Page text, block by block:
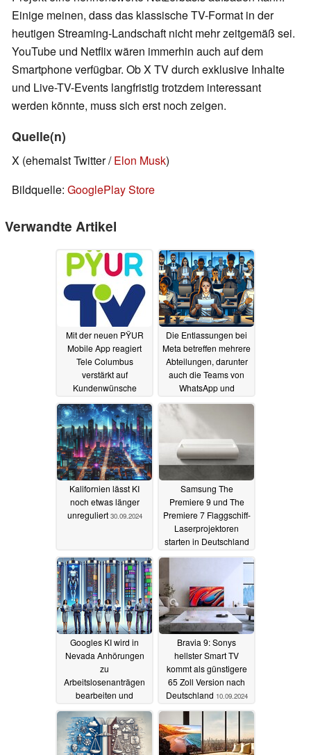
Einige meinen, dass das klassische TV-Format in der
heutigen Streaming-Landschaft nicht mehr zeitgemäß sei.
YouTube und Netflix wären immerhin auch auf dem
Smartphone verfügbar. Ob X TV durch exklusive Inhalte
und Live-TV-Events langfristig trotzdem interessant
werden könnte, muss sich erst noch zeigen.
Quelle(n)
X (ehemalst Twitter /Elon Musk)
Bildquelle: GooglePlay Store
Verwandte Artikel
Mit der neuen PŸUR
Mobile App reagiert
Tele Columbus
verstärkt auf
Kundenwünsche
30.01.2025
Die Entlassungen bei
Meta betreffen mehrere
Abteilungen, darunter
auch die Teams von
WhatsApp und
Instagram17.10.2024
Kalifornien lässt KI
noch etwas länger
unreguliert 30.09.2024
Samsung The
Premiere 9 und The
Premiere 7 Flaggschiff-
Laserprojektoren
starten in Deutschland
11.09.2024
Googles KI wird in
Nevada Anhörungen
zu
Arbeitslosenanträgen
bearbeiten und
Empfehlungen über
das Schicksal von
Menschen abgeben
11.09.2024
Bravia 9: Sonys
hellster Smart TV
kommt als günstigere
65 Zoll Version nach
Deutschland 10.09.2024